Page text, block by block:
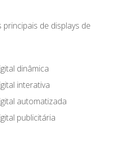
de displays de
dinâmica
interativa
automatizada
publicitária